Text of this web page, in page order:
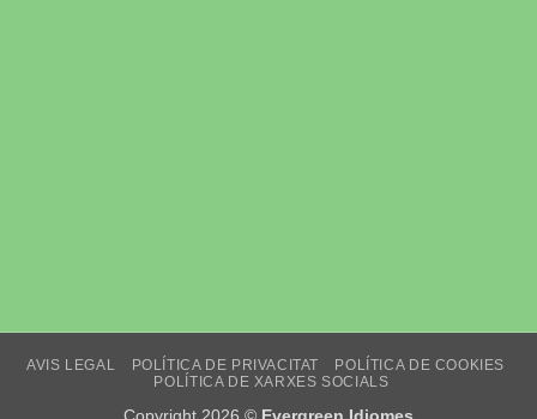
AVIS LEGAL POLÍTICA DE PRIVACITAT
POLÍTICA DE COOKIES
POLÍTICA DE XARXES SOCIALS